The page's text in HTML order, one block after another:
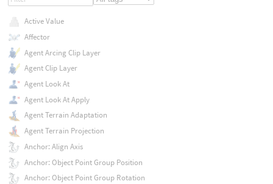
Active Value
Affector
Agent Arcing Clip Layer
Agent Clip Layer
Agent Look At
Agent Look At Apply
Agent Terrain Adaptation
Agent Terrain Projection
Anchor: Align Axis
Anchor: Object Point Group Position
Anchor: Object Point Group Rotation